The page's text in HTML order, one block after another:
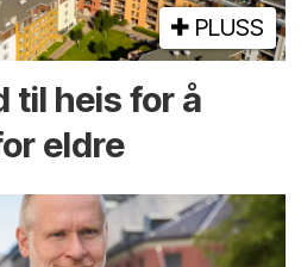
PLUSS
til heis for å
eldre